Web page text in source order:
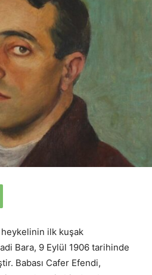
ilk kuşak
Bara, 9 Eylül 1906 tarihinde
Babası Cafer Efendi,